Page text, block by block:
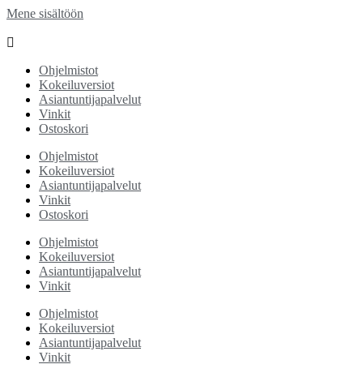
Mene sisältöön
Ohjelmistot
Kokeiluversiot
Asiantuntijapalvelut
Vinkit
Ostoskori
Ohjelmistot
Kokeiluversiot
Asiantuntijapalvelut
Vinkit
Ostoskori
Ohjelmistot
Kokeiluversiot
Asiantuntijapalvelut
Vinkit
Ohjelmistot
Kokeiluversiot
Asiantuntijapalvelut
Vinkit